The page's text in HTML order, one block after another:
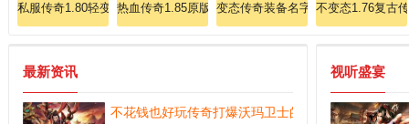
私服传奇1.80轻变 热血传奇1.85原版 变态传奇装备名字 不变态1.76复古
最新资讯
不花钱也好玩传奇打爆沃玛卫士的方法。
视听盛宴